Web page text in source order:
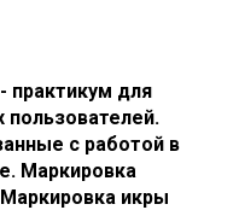
практикум для
с работой в
Маркировка
икры